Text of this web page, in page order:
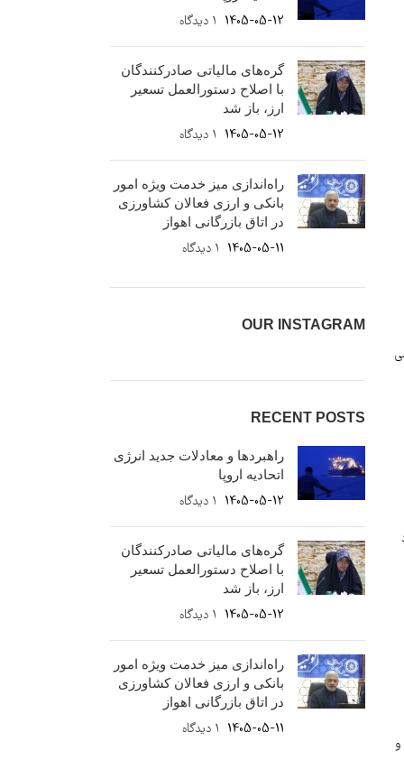
و
1405-05-12 ۱ دیدگاه
گره‌های مالیاتی صادرکنندگان
با اصلاح دستورالعمل تسعیر
ارز، باز شد
1405-05-12 ۱ دیدگاه
راه‌اندازی میز خدمت ویژه امور
بانکی و ارزی فعالان کشاورزی
در اتاق بازرگانی اهواز
1405-05-11 ۱ دیدگاه
OUR INSTAGRAM
RECENT POSTS
راهبردها و معادلات جدید انرژی
اتحادیه اروپا
1405-05-12 ۱ دیدگاه
گره‌های مالیاتی صادرکنندگان
با اصلاح دستورالعمل تسعیر
ارز، باز شد
1405-05-12 ۱ دیدگاه
راه‌اندازی میز خدمت ویژه امور
بانکی و ارزی فعالان کشاورزی
در اتاق بازرگانی اهواز
1405-05-11 ۱ دیدگاه